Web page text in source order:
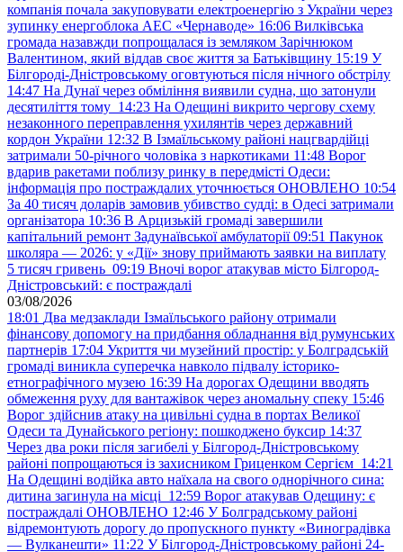
компанія почала закуповувати електроенергію з України через
зупинку енергоблока АЕС «Чернаводе» 16:06 Вилківська
громада назавжди попрощалася із земляком Зарічнюком
Валентином, який віддав своє життя за Батьківщину 15:19 У
Білгороді-Дністровському оговтуються після нічного обстрілу
14:47 На Дунаї через обміління виявили судна, що затонули
десятиліття тому 14:23 На Одещині викрито чергову схему
незаконного переправлення ухилянтів через державний
кордон України 12:32 В Ізмаїльському районі нацгвардійці
затримали 50-річного чоловіка з наркотиками 11:48 Ворог
вдарив ракетами поблизу ринку в передмісті Одеси:
інформація про постраждалих уточнюється ОНОВЛЕНО 10:54
За 40 тисяч доларів замовив убивство судді: в Одесі затримали
організатора 10:36 В Арцизькій громаді завершили
капітальний ремонт Задунаївської амбулаторії 09:51 Пакунок
школяра — 2026: у «Дії» знову приймають заявки на виплату
5 тисяч гривень 09:19 Вночі ворог атакував місто Білгород-
Дністровський: є постраждалі
03/08/2026
18:01 Два медзаклади Ізмаїльського району отримали
фінансову допомогу на придбання обладнання від румунських
партнерів 17:04 Укриття чи музейний простір: у Болградській
громаді виникла суперечка навколо підвалу історико-
етнографічного музею 16:39 На дорогах Одещини вводять
обмеження руху для вантажівок через аномальну спеку 15:46
Ворог здійснив атаку на цивільні судна в портах Великої
Одеси та Дунайського регіону: пошкоджено буксир 14:37
Через два роки після загибелі у Білгород-Дністровському
районі попрощаються із захисником Гриценком Сергієм 14:21
На Одещині водійка авто наїхала на свого однорічного сина:
дитина загинула на місці 12:59 Ворог атакував Одещину: є
постраждалі ОНОВЛЕНО 12:46 У Болградському районі
відремонтують дорогу до пропускного пункту «Виноградівка
— Вулканешти» 11:22 У Білгород-Дністровському районі 24-